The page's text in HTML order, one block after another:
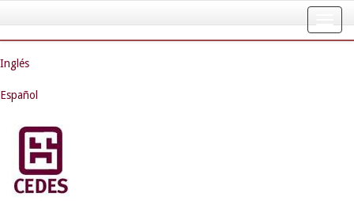
navigation
Inglés
Español